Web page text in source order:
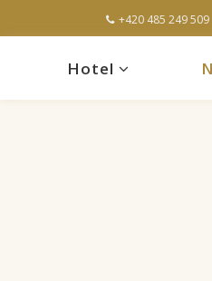
+420 485 249 509
Hotel